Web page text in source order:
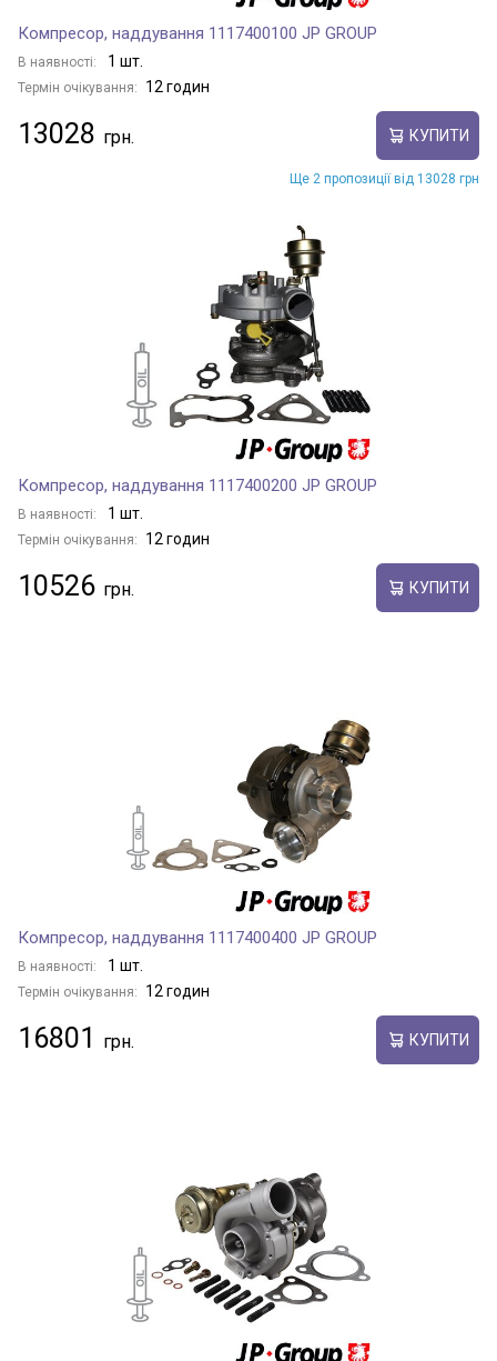
Компресор, наддування 1117400100 JP GROUP
В наявності: 1 шт.
Термін очікування: 12 годин
13028 КУПИТИ
Ще 2 пропозиції від 13028 грн
Компресор, наддування 1117400200 JP GROUP
В наявності: 1 шт.
Термін очікування: 12 годин
10526 КУПИТИ
Компресор, наддування 1117400400 JP GROUP
В наявності: 1 шт.
Термін очікування: 12 годин
16801 КУПИТИ